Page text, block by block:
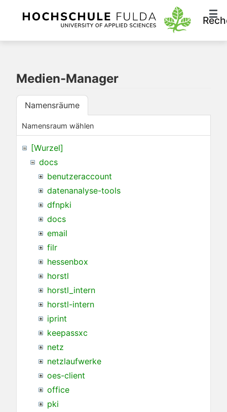
Medien-Manager
Namensräume
Namensraum wählen
[Wurzel]
docs
benutzeraccount
datenanalyse-tools
dfnpki
docs
email
filr
hessenbox
horstl
horstl_intern
horstl-intern
iprint
keepassxc
netz
netzlaufwerke
oes-client
office
pki